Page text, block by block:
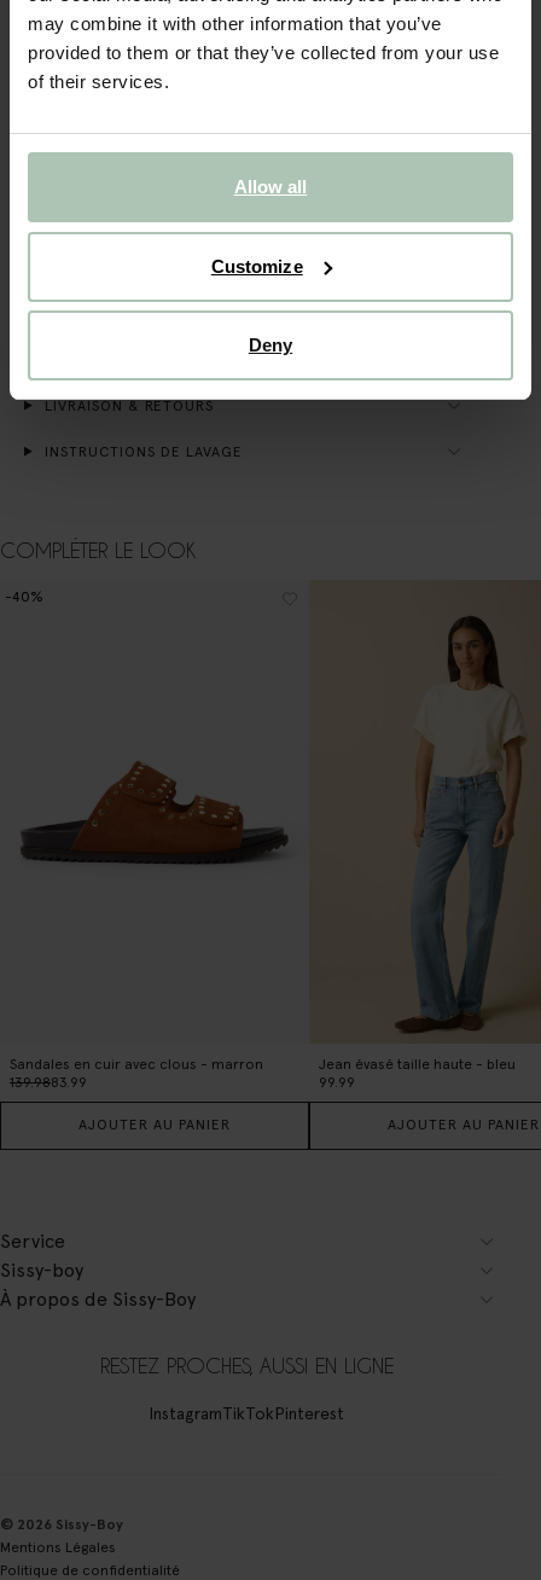
may combine it with other information that you’ve
provided to them or that they’ve collected from your use
of their services.
Allow all
Customize
Deny
VOIR LE STOCK EN MAGASIN
Livraison gratuite en magasin
Livraison rapide
courtes, un col rond et une coupe boxy. Composition :
LIVRAISON & RETOURS
INSTRUCTIONS DE LAVAGE
COMPLÉTER LE LOOK
Sandales en cuir avec clous - marron
139.9883.99
-40%
AJOUTER AU PANIER
Jean évasé taille haute - bleu
99.99
AJOUTER AU PANIER
Service
Sissy-boy
À propos de Sissy-Boy
RESTEZ PROCHES, AUSSI EN LIGNE
InstagramTikTokPinterest
© 2026 Sissy-Boy
Mentions Légales
Politique de confidentialité